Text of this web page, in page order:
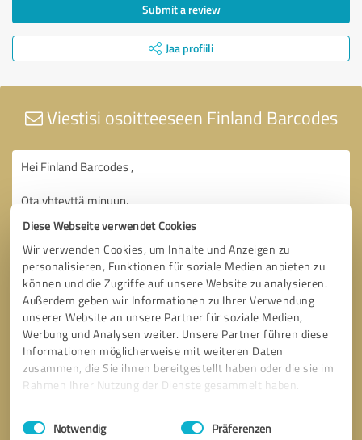
Diese Webseite verwendet Cookies
Wir verwenden Cookies, um Inhalte und Anzeigen zu
personalisieren, Funktionen für soziale Medien anbieten zu
können und die Zugriffe auf unsere Website zu analysieren.
Außerdem geben wir Informationen zu Ihrer Verwendung
unserer Website an unsere Partner für soziale Medien,
Werbung und Analysen weiter. Unsere Partner führen diese
Informationen möglicherweise mit weiteren Daten
zusammen, die Sie ihnen bereitgestellt haben oder die sie im
Rahmen Ihrer Nutzung der Dienste gesammelt haben.
Impressum Datenschutzbestimmungen
Einwilligungsauswahl
Notwendig Präferenzen
Submit a review
Jaa profiili
Viestisi osoitteeseen Finland Barcodes